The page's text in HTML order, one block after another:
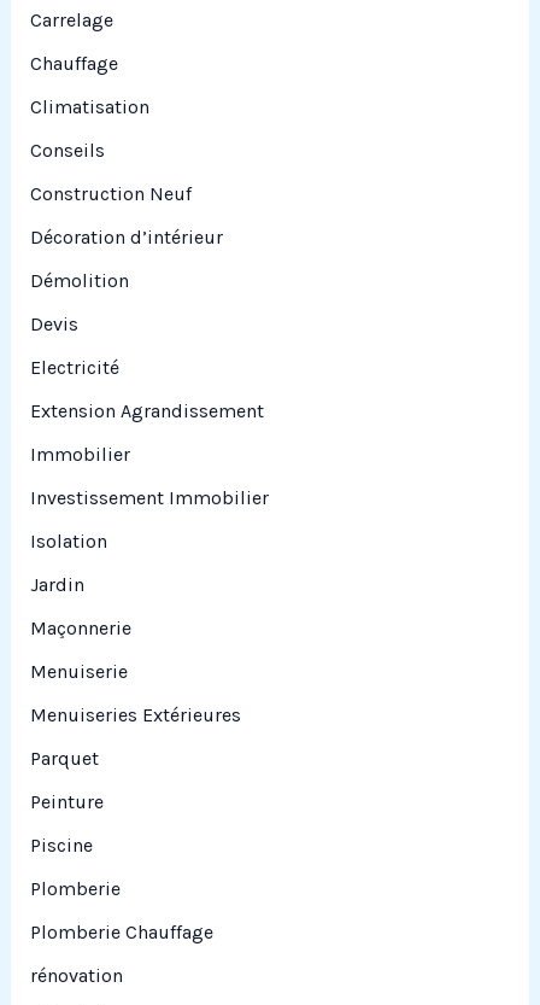
Carrelage
Chauffage
Climatisation
Conseils
Construction Neuf
Décoration d’intérieur
Démolition
Devis
Electricité
Extension Agrandissement
Immobilier
Investissement Immobilier
Isolation
Jardin
Maçonnerie
Menuiserie
Menuiseries Extérieures
Parquet
Peinture
Piscine
Plomberie
Plomberie Chauffage
rénovation